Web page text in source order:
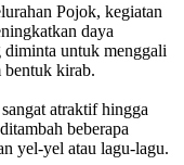
Pojok, kegiatan
daya
diminta untuk menggali
bentuk kirab.
atraktif hingga
beberapa
yel-yel atau lagu-lagu.